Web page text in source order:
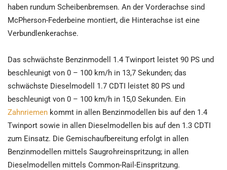
haben rundum Scheibenbremsen. An der Vorderachse sind
McPherson-Federbeine montiert, die Hinterachse ist eine
Verbundlenkerachse.
Das schwächste Benzinmodell 1.4 Twinport leistet 90 PS und
beschleunigt von 0 – 100 km/h in 13,7 Sekunden; das
schwächste Dieselmodell 1.7 CDTI leistet 80 PS und
beschleunigt von 0 – 100 km/h in 15,0 Sekunden. Ein
Zahnriemen kommt in allen Benzinmodellen bis auf den 1.4
Twinport sowie in allen Dieselmodellen bis auf den 1.3 CDTI
zum Einsatz. Die Gemischaufbereitung erfolgt in allen
Benzinmodellen mittels Saugrohreinspritzung; in allen
Dieselmodellen mittels Common-Rail-Einspritzung.